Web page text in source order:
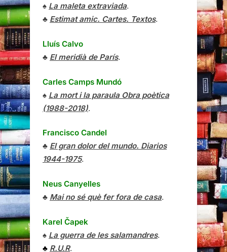
♠ La maleta extraviada.
♣ Estimat amic. Cartes. Textos.
Lluís Calvo
♣ El meridià de París.
Carles Camps Mundó
♠ La mort i la paraula Obra poètica
(1988-2018).
Francisco Candel
♣ El gran dolor del mundo. Diarios
1944-1975.
Neus Canyelles
♣ Mai no sé què fer fora de casa.
Karel Čapek
♠ La guerra de les salamandres.
♣ R.U.R.